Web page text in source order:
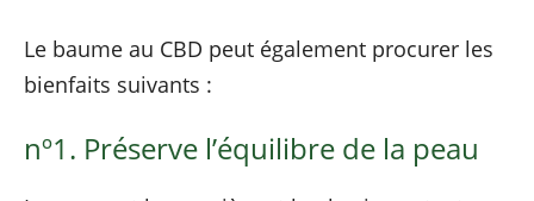
Le baume au CBD peut également procurer les
bienfaits suivants :
nº1. Préserve l’équilibre de la peau